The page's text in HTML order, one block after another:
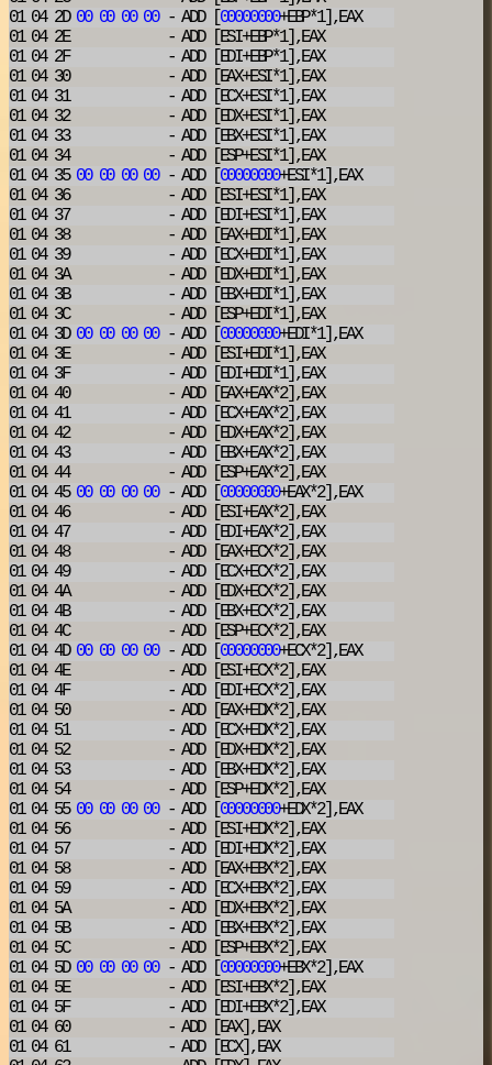
01 04 2D 00 00 00 00- ADD[ 00000000+EBP*1],EAX
01 04 2E
- ADD[ESI+EBP*1],EAX
01 04 2F
- ADD[EDI+EBP*1],EAX
01 04 30
- ADD[EAX+ESI*1],EAX
01 04 31
- ADD[ECX+ESI*1],EAX
01 04 32
- ADD[EDX+ESI*1],EAX
01 04 33
- ADD[EBX+ESI*1],EAX
01 04 34
- ADD[ESP+ESI*1],EAX
01 04 35 00 00 00 00- ADD[ 00000000+ESI*1],EAX
01 04 36
- ADD[ESI+ESI*1],EAX
01 04 37
- ADD[EDI+ESI*1],EAX
01 04 38
- ADD[EAX+EDI*1],EAX
01 04 39
- ADD[ECX+EDI*1],EAX
01 04 3A
- ADD[EDX+EDI*1],EAX
01 04 3B
- ADD[EBX+EDI*1],EAX
01 04 3C
- ADD[ESP+EDI*1],EAX
01 04 3D 00 00 00 00- ADD[ 00000000+EDI*1],EAX
01 04 3E
- ADD[ESI+EDI*1],EAX
01 04 3F
- ADD[EDI+EDI*1],EAX
01 04 40
- ADD[EAX+EAX*2],EAX
01 04 41
- ADD[ECX+EAX*2],EAX
01 04 42
- ADD[EDX+EAX*2],EAX
01 04 43
- ADD[EBX+EAX*2],EAX
01 04 44
- ADD[ESP+EAX*2],EAX
01 04 45 00 00 00 00- ADD[ 00000000+EAX*2],EAX
01 04 46
- ADD[ESI+EAX*2],EAX
01 04 47
- ADD[EDI+EAX*2],EAX
01 04 48
- ADD[EAX+ECX*2],EAX
01 04 49
- ADD[ECX+ECX*2],EAX
01 04 4A
- ADD[EDX+ECX*2],EAX
01 04 4B
- ADD[EBX+ECX*2],EAX
01 04 4C
- ADD[ESP+ECX*2],EAX
01 04 4D 00 00 00 00- ADD[ 00000000+ECX*2],EAX
01 04 4E
- ADD[ESI+ECX*2],EAX
01 04 4F
- ADD[EDI+ECX*2],EAX
01 04 50
- ADD[EAX+EDX*2],EAX
01 04 51
- ADD[ECX+EDX*2],EAX
01 04 52
- ADD[EDX+EDX*2],EAX
01 04 53
- ADD[EBX+EDX*2],EAX
01 04 54
- ADD[ESP+EDX*2],EAX
01 04 55 00 00 00 00- ADD[ 00000000+EDX*2],EAX
01 04 56
- ADD[ESI+EDX*2],EAX
01 04 57
- ADD[EDI+EDX*2],EAX
01 04 58
- ADD[EAX+EBX*2],EAX
01 04 59
- ADD[ECX+EBX*2],EAX
01 04 5A
- ADD[EDX+EBX*2],EAX
01 04 5B
- ADD[EBX+EBX*2],EAX
01 04 5C
- ADD[ESP+EBX*2],EAX
01 04 5D 00 00 00 00- ADD[ 00000000+EBX*2],EAX
01 04 5E
- ADD[ESI+EBX*2],EAX
01 04 5F
- ADD[EDI+EBX*2],EAX
01 04 60
- ADD[EAX],EAX
01 04 61
- ADD[ECX],EAX